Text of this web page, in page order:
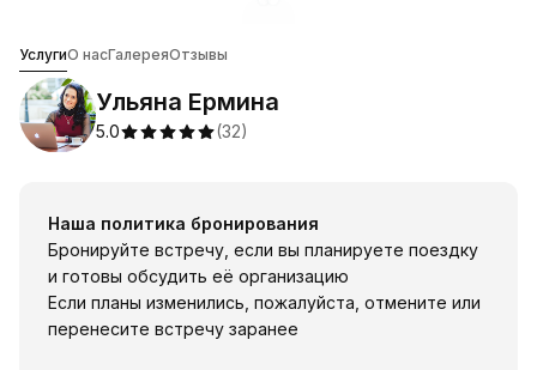
УслугиО насГалереяОтзывы
Ульяна Ермина
5.0 (32)
Наша политика бронирования
Бронируйте встречу, если вы планируете поездку
и готовы обсудить её организацию
Если планы изменились, пожалуйста, отмените или
перенесите встречу заранее